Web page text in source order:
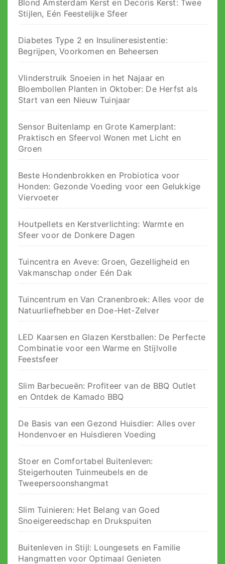
Blond Amsterdam Kerst en Decoris Kerst: Twee
Stijlen, Eén Feestelijke Sfeer
Diabetes Type 2 en Insulineresistentie:
Begrijpen, Voorkomen en Beheersen
Vlinderstruik Snoeien in het Najaar en
Bloembollen Planten in Oktober: De Herfst als
Start van een Nieuw Tuinjaar
Sensor Buitenlamp en Grote Kamerplant:
Praktisch en Sfeervol Wonen met Licht en
Groen
Beste Hondenbrokken en Probiotica voor
Honden: Gezonde Voeding voor een Gelukkige
Viervoeter
Houtpellets en Kerstverlichting: Warmte en
Sfeer voor de Donkere Dagen
Tuincentra en Aveve: Groen, Gezelligheid en
Vakmanschap onder Eén Dak
Tuincentrum en Van Cranenbroek: Alles voor de
Natuurliefhebber en Doe-Het-Zelver
LED Kaarsen en Glazen Kerstballen: De Perfecte
Combinatie voor een Warme en Stijlvolle
Feestsfeer
Slim Barbecueën: Profiteer van de BBQ Outlet
en Ontdek de Kamado BBQ
De Basis van een Gezond Huisdier: Alles over
Hondenvoer en Huisdieren Voeding
Stoer en Comfortabel Buitenleven:
Steigerhouten Tuinmeubels en de
Tweepersoonshangmat
Slim Tuinieren: Het Belang van Goed
Snoeigereedschap en Drukspuiten
Buitenleven in Stijl: Loungesets en Familie
Hangmatten voor Optimaal Genieten